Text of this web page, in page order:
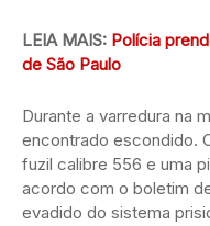
LEIA MAIS: Polícia
de São Paulo
Durante a varredura na
encontrado escondido.
fuzil calibre 556 e uma
acordo com o boletim
evadido do sistema